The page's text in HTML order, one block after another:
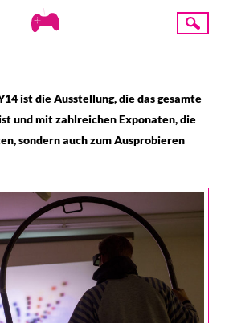
Creative
AKTUELLES
TERMINE
ANGEBOTE
PRESSE
SPENDE
Suche
ist die Ausstellung, die das gesamte
und mit zahlreichen Exponaten, die
sondern auch zum Ausprobieren